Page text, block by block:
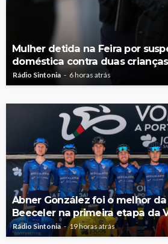
Mulher detida na Feira por
doméstica contra duas crianças
Rádio Sintonia 6 horas atrás
Abner González foi o melhor
Beeceler na primeira etapa da
Rádio Sintonia 19 horas atrás